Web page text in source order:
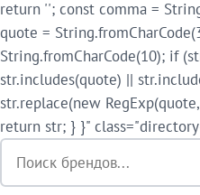
return ''; const comma =
quote =
String.fromCharCode(10); if
str.includes(quote) ||
str.replace(new
return str; } }"